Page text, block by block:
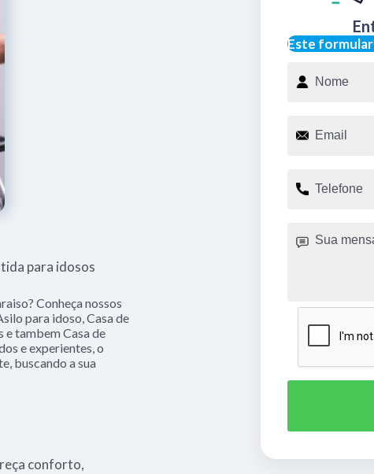
para idosos
Conheça nossos
para idoso, Casa de
e tambem Casa de
e experientes, o
buscando a sua
conforto,
Este